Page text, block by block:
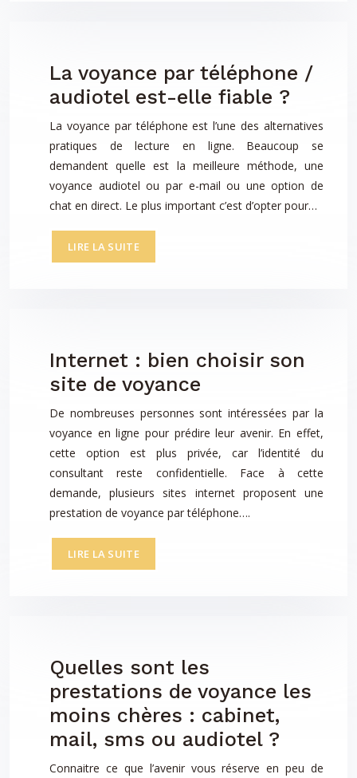
La voyance par téléphone /
audiotel est-elle fiable ?
La voyance par téléphone est l’une des alternatives
pratiques de lecture en ligne. Beaucoup se
demandent quelle est la meilleure méthode, une
voyance audiotel ou par e-mail ou une option de
chat en direct. Le plus important c’est d’opter pour…
LIRE LA SUITE
Internet : bien choisir son
site de voyance
De nombreuses personnes sont intéressées par la
voyance en ligne pour prédire leur avenir. En effet,
cette option est plus privée, car l’identité du
consultant reste confidentielle. Face à cette
demande, plusieurs sites internet proposent une
prestation de voyance par téléphone….
LIRE LA SUITE
Quelles sont les
prestations de voyance les
moins chères : cabinet,
mail, sms ou audiotel ?
Connaitre ce que l’avenir vous réserve en peu de